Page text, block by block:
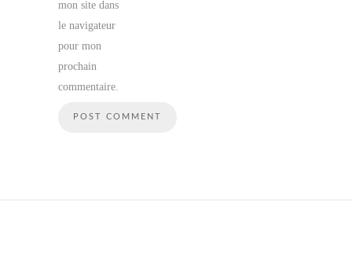
mon site dans
le navigateur
pour mon
prochain
commentaire.